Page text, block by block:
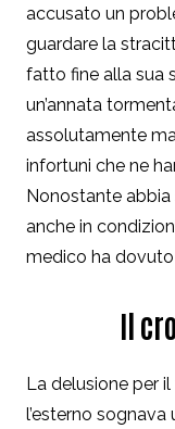
accusato un
guardare la
fatto fine alla sua
un’annata
assolutamente
infortuni che ne
Nonostante
anche in
medico ha
Il
La delusione per
l’esterno sognava